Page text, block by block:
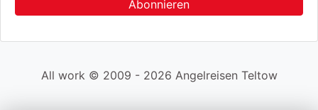
All work © 2009 - 2026 Angelreisen Teltow